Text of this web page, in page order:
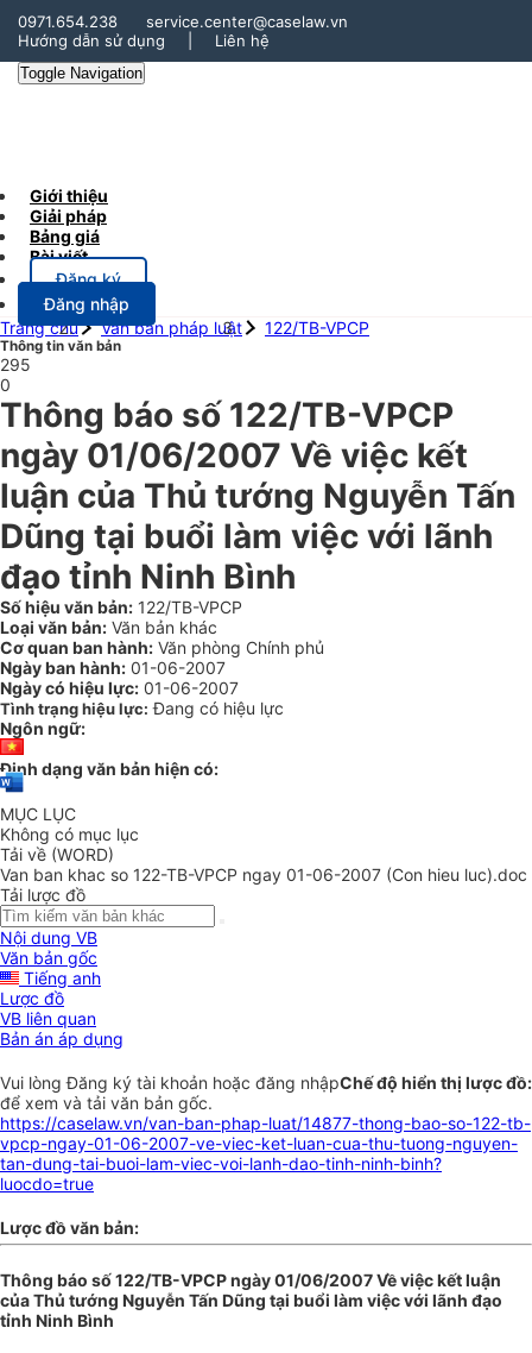
0971.654.238
service.center@caselaw.vn
Hướng dẫn sử dụng
Liên hệ
Toggle Navigation
Giới thiệu
Giải pháp
Bảng giá
Bài viết
Đăng ký
Đăng nhập
Trang chủ
Văn bản pháp luật 122/TB-VPCP
Thông tin văn bản
295
0
Thông báo số 122/TB-VPCP
ngày 01/06/2007 Về việc kết
luận của Thủ tướng Nguyễn Tấn
Dũng tại buổi làm việc với lãnh
đạo tỉnh Ninh Bình
Số hiệu văn bản: 122/TB-VPCP
Loại văn bản: Văn bản khác
Cơ quan ban hành: Văn phòng Chính phủ
Ngày ban hành: 01-06-2007
Ngày có hiệu lực: 01-06-2007
Tình trạng hiệu lực: Đang có hiệu lực
Ngôn ngữ:
Định dạng văn bản hiện có:
MỤC LỤC
Không có mục lục
Tải về (WORD)
Van ban khac so 122-TB-VPCP ngay 01-06-2007 (Con hieu luc).doc
Tải lược đồ
Nội dung VB
Văn bản gốc
Tiếng anh
Lược đồ
VB liên quan
Bản án áp dụng
Chế độ hiển thị lược đồ:
Vui lòngĐăng ký tài khoản hoặc đăng nhập
để xem và tải văn bản gốc.
https://caselaw.vn/van-ban-phap-luat/14877-thong-bao-so-122-tb-
vpcp-ngay-01-06-2007-ve-viec-ket-luan-cua-thu-tuong-nguyen-
tan-dung-tai-buoi-lam-viec-voi-lanh-dao-tinh-ninh-binh?
luocdo=true
Lược đồ văn bản:
Thông báo số 122/TB-VPCP ngày 01/06/2007 Về việc kết luận
của Thủ tướng Nguyễn Tấn Dũng tại buổi làm việc với lãnh đạo
tỉnh Ninh Bình